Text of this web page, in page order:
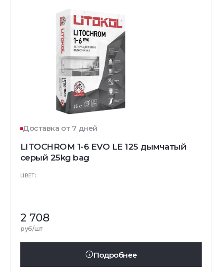
Доставка от 7 дней
LITOCHROM 1-6 EVO LE 125 дымчатый
серый 25kg bag
ЦВЕТ:
2 708
руб/шт
Подробнее